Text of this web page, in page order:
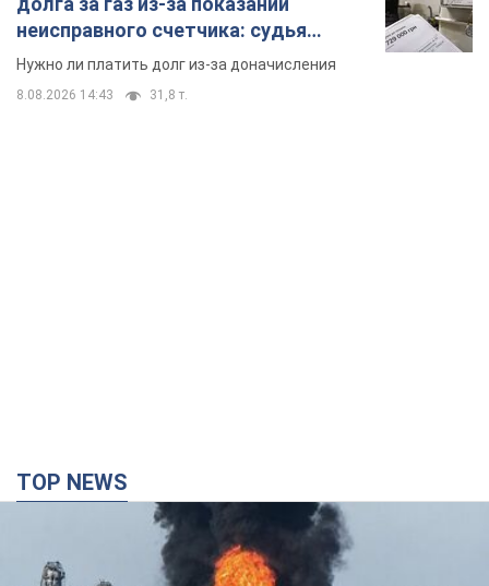
Россия сосредоточила у Москвы три кольца
ПВО: Зеленский пообещал "находить